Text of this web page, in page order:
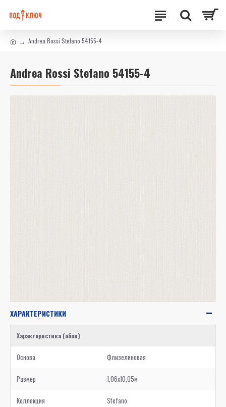
Andrea Rossi Stefano 54155-4
Andrea Rossi Stefano 54155-4
ХАРАКТЕРИСТИКИ
Характеристика (обои)
Основа Флизелиновая
Размер 1,06x10,05м
Коллекция Stefano